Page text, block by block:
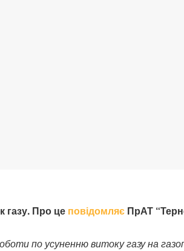
газу. Про це повідомляє ПрАТ
по усуненню витоку газу на